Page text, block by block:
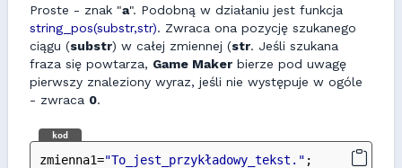
Proste - znak "a". Podobną w działaniu jest funkcja
string_pos(substr,str). Zwraca ona pozycję szukanego
ciągu (substr) w całej zmiennej (str. Jeśli szukana
fraza się powtarza, Game Maker bierze pod uwagę
pierwszy znaleziony wyraz, jeśli nie występuje w ogóle
- zwraca 0.
kod
zmienna1="To_jest_przykładowy_tekst." ;